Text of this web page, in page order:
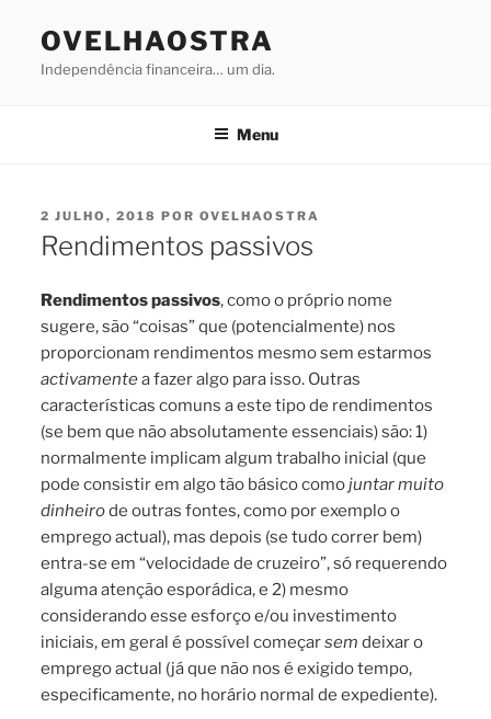
OVELHAOSTRA
Independência financeira… um dia.
Menu
PUBLICADO
EM
2 JULHO, 2018 POROVELHAOSTRA
Rendimentos passivos
Rendimentos passivos, como o próprio nome
sugere, são “coisas” que (potencialmente) nos
proporcionam rendimentos mesmo sem estarmos
activamentea fazer algo para isso. Outras
características comuns a este tipo de rendimentos
(se bem que não absolutamente essenciais) são: 1)
normalmente implicam algum trabalho inicial (que
pode consistir em algo tão básico comojuntar muito
dinheirode outras fontes, como por exemplo o
emprego actual), mas depois (se tudo correr bem)
entra-se em “velocidade de cruzeiro”, só requerendo
alguma atenção esporádica, e 2) mesmo
considerando esse esforço e/ou investimento
iniciais, em geral é possível começarsem deixar o
emprego actual (já que não nos é exigido tempo,
especificamente, no horário normal de expediente).